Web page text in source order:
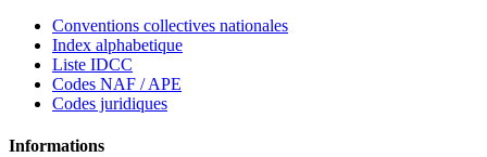
Conventions collectives nationales
Index alphabetique
Liste IDCC
Codes NAF / APE
Codes juridiques
Informations